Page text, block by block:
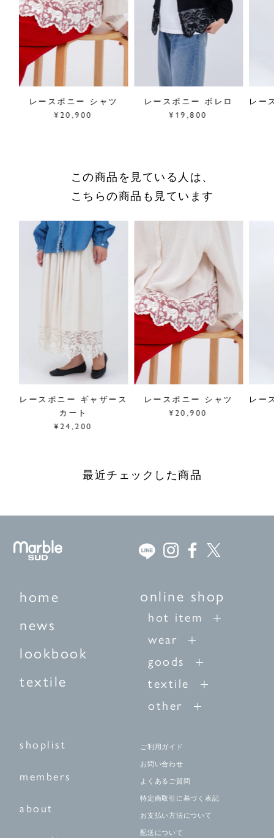
裾幅28.5cm
素材／綿100%、
別地(チュール)ナイロン100%
原産国／中国
商品番号
07FF069057
採寸について
レースポニー シャツ
¥20,900
レースポニー ボレロ
¥19,800
レー
この商品を見ている人は、
こちらの商品も見ています
レースポニー ギャザース
カート
¥24,200
レースポニー シャツ
¥20,900
レー
最近チェックした商品
home
news
lookbook
textile
online shop
hot item
wear
goods
textile
other
shoplist
members
about
ご利用ガイド
お問い合わせ
よくあるご質問
特定商取引に基づく表記
お支払い方法について
配送について